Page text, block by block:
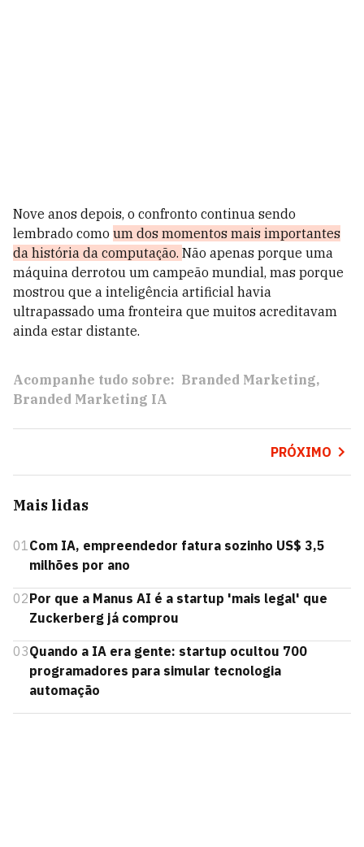
Nove anos depois, o confronto continua sendo
lembrado como um dos momentos mais importantes
da história da computação. Não apenas porque uma
máquina derrotou um campeão mundial, mas porque
mostrou que a inteligência artificial havia
ultrapassado uma fronteira que muitos acreditavam
ainda estar distante.
Acompanhe tudo sobre: Branded Marketing
Branded Marketing IA
PRÓXIMO
Mais lidas
01Com IA, empreendedor fatura sozinho US$ 3,5
milhões por ano
02Por que a Manus AI é a startup 'mais legal' que
Zuckerberg já comprou
03Quando a IA era gente: startup ocultou 700
programadores para simular tecnologia
automação